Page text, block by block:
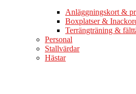
Anläggningskort &
Boxplatser &
Terrängträning &
Personal
Stallvärdar
Hästar